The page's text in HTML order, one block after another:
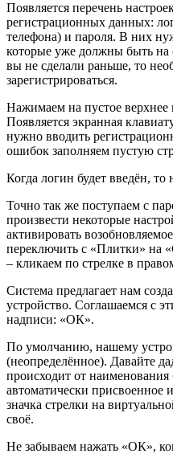
Появляется перечень
регистрационных данных:
телефона) и пароля. В них
которые уже должны быть на
вы не сделали раньше, то
зарегистрироваться.
Нажимаем на пустое верхнее
Появляется экранная
нужно вводить
ошибок заполняем пустую
Когда логин будет введён,
Точно так же поступаем с
произвести некоторые
активировать
переключить с «Плитки» на
– кликаем по стрелке в
Система предлагает нам
устройство. Соглашаемся с
надписи: «ОК».
По умолчанию, нашему
(неопределённое). Давайте
происходит от наименования
автоматически
значка стрелки на
своё.
Не забываем нажать «ОК»,